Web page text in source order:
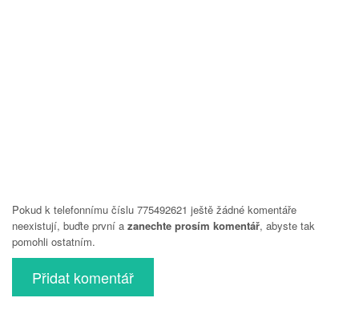
Pokud k telefonnímu číslu 775492621 ještě žádné komentáře
neexistují, buďte první a zanechte prosím komentář, abyste tak
pomohli ostatním.
Přidat komentář